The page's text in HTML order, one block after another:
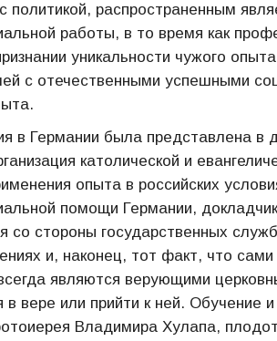
политикой, распространенным
работы, в то время как
уникальности чужого
с отечественными успешными
в Германии была представлена в
католической и
опыта в российских
помощи Германии,
со стороны государственных
и, наконец, тот факт, что
являются верующими
вере или прийти к ней. Обучение
Владимира Хулапа,